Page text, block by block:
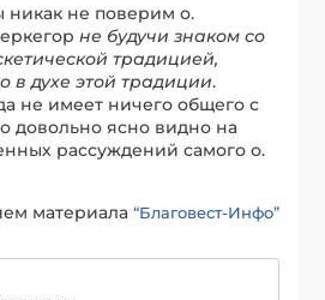
никак не поверим о.
не будучи знаком со
традицией,
в духе этой традиции.
не имеет ничего общего с
довольно ясно видно на
рассуждений самого о.
материала“Благовест-Инфо”